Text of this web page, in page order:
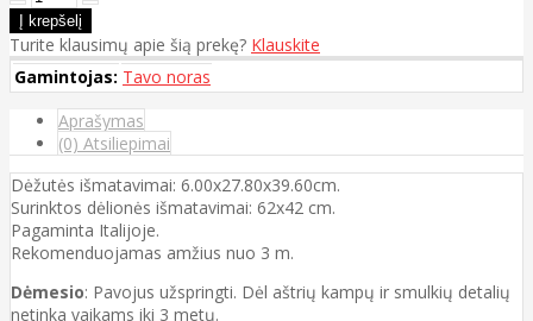
Turite klausimų apie šią prekę? Klauskite
Gamintojas: Tavo noras
Aprašymas
(0) Atsiliepimai
Dėžutės išmatavimai: 6.00x27.80x39.60cm.
Surinktos dėlionės išmatavimai: 62x42 cm.
Pagaminta Italijoje.
Rekomenduojamas amžius nuo 3 m.
Dėmesio: Pavojus užspringti. Dėl aštrių kampų ir smulkių detalių
netinka vaikams iki 3 metų.